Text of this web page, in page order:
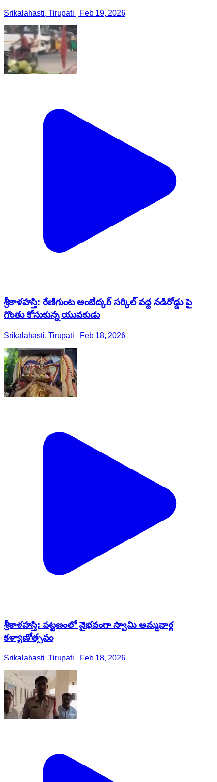
Srikalahasti, Tirupati | Feb 19, 2026
శ్రీకాళహస్తి: రేణిగుంట అంబేద్కర్ సర్కిల్ వద్ద నడిరోడ్డు పై
గొంతు కోసుకున్న యువకుడు
Srikalahasti, Tirupati | Feb 18, 2026
శ్రీకాళహస్తి: పట్టణంలో వైభవంగా స్వామి అమ్మవార్ల
కళ్యాణోత్సవం
Srikalahasti, Tirupati | Feb 18, 2026